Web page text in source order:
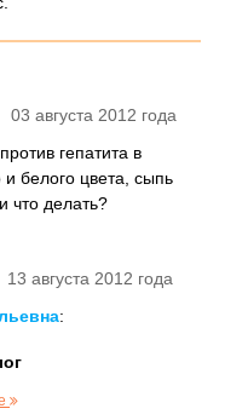
03 августа 2012 года
гепатита в
белого цвета, сыпь
что делать?
13 августа 2012 года
: